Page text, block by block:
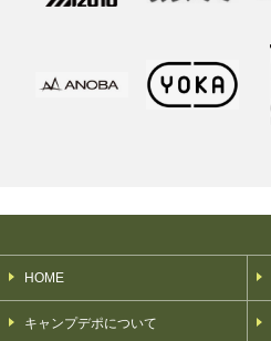
HOME
キャンプデポについて